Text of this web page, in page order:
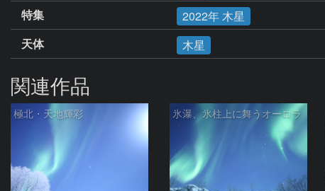
特集
2022年 木星
天体
木星
関連作品
極北・天地輝彩 氷瀑、氷柱上に舞うオーロラ